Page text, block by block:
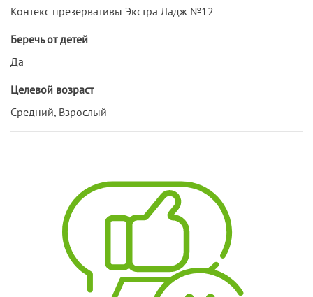
Контекс презервативы Экстра Ладж №12
Беречь от детей
Да
Целевой возраст
Средний, Взрослый